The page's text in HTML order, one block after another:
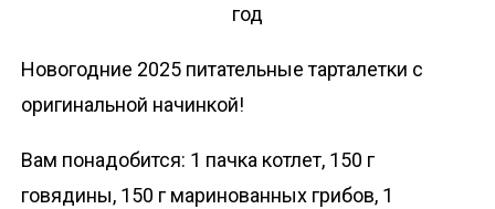
Новогодние 2025 питательные тарталетки с
оригинальной начинкой!
Вам понадобится: 1 пачка котлет, 150 г
говядины, 150 г маринованных грибов, 1